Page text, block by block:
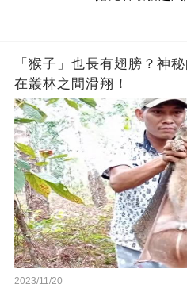
「猴子」也長有翅膀？神
在叢林之間滑翔！
2023/11/20